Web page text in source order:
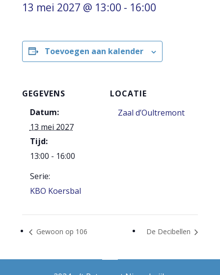
13 mei 2027 @ 13:00 - 16:00
Toevoegen aan kalender
GEGEVENS
Datum:
13 mei 2027
Tijd:
13:00 - 16:00
Serie:
KBO Koersbal
LOCATIE
Zaal d’Oultremont
Gewoon op 106 De Decibellen